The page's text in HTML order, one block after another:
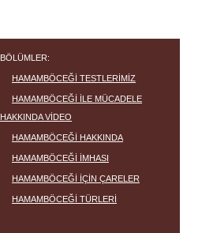
BÖLÜMLER:
HAMAMBÖCEĞI TESTLERIMIZ
HAMAMBÖCEĞI ILE MÜCADELE
HAKKINDA VIDEO
HAMAMBÖCEĞI HAKKINDA
HAMAMBÖCEĞI IMHASI
HAMAMBÖCEĞI IÇIN ÇARELER
HAMAMBÖCEĞI TÜRLERI